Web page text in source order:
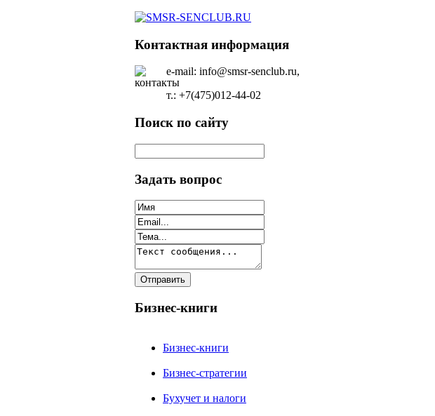
Контактная информация
e-mail: info@smsr-senclub.ru,
т.: +7(475)012-44-02
Поиск по сайту
Задать вопрос
Бизнес-книги
Бизнес-книги
Бизнес-стратегии
Бухучет и налоги